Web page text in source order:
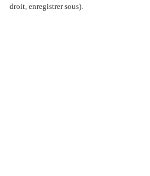
droit, enregistrer sous).